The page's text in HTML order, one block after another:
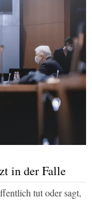
in der Falle
tut oder sagt,